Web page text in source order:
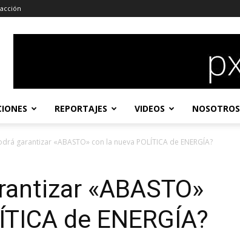
REPORTAJES VIDEOS NOSOTROS
garantizar «ABASTO» con la nueva POLÍTICA de ENERGÍA?
«ABASTO»
de ENERGÍA?